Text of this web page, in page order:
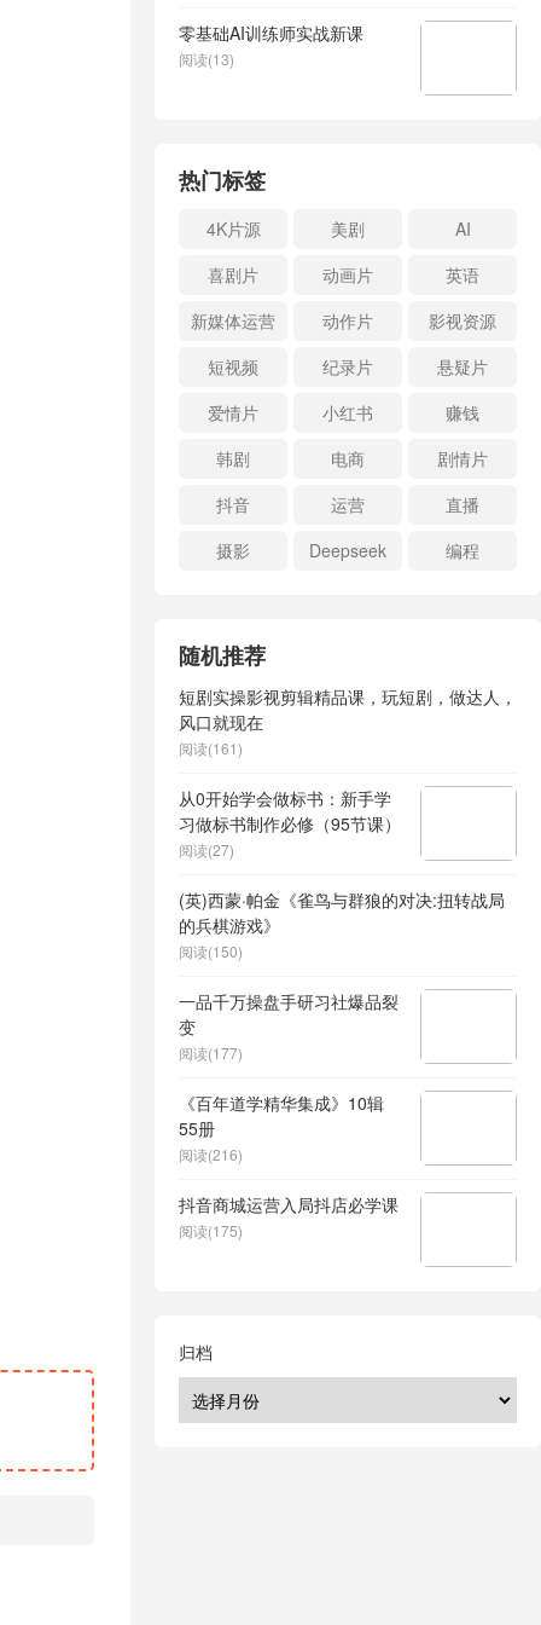
零基础AI训练师实战新课
阅读(13)
热门标签
4K片源 美剧
AI
喜剧片
动画片
英语
新媒体运营
动作片
影视资源
短视频
纪录片
悬疑片
爱情片
小红书
赚钱
韩剧
电商
剧情片
抖音
运营
直播
摄影
Deepseek 编程
随机推荐
短剧实操影视剪辑精品课，玩短剧，做达人，
风口就现在
阅读(161)
从0开始学会做标书：新手学
习做标书制作必修（95节课）
阅读(27)
(英)西蒙·帕金《雀鸟与群狼的对决:扭转战局
的兵棋游戏》
阅读(150)
一品千万操盘手研习社爆品裂
变
阅读(177)
《百年道学精华集成》10辑
55册
阅读(216)
抖音商城运营入局抖店必学课
阅读(175)
归档